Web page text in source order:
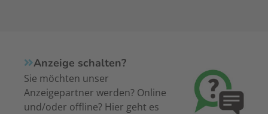
Anzeige schalten?
Sie möchten unser
Anzeigepartner werden? Online
und/oder offline? Hier geht es